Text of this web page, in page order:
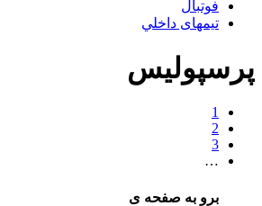
فوتبال
تیمهای داخلي
پرسپوليس
1
2
3
…
برو به صفحه ی